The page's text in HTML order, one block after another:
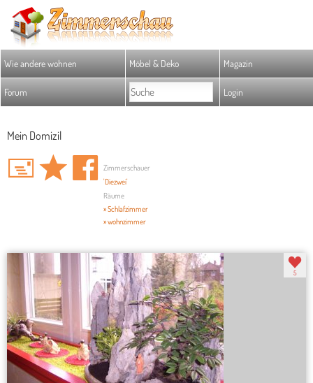
Wie andere wohnen Möbel & Deko Magazin
Forum Login
Mein Domizil
Zimmerschauer
'Diezwei'
Räume
» Schlafzimmer
» wohnzimmer
5